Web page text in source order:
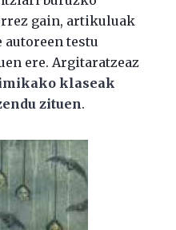
gain, artikuluak
autoreen testu
ere. Argitaratzeaz
klaseak
zituen.